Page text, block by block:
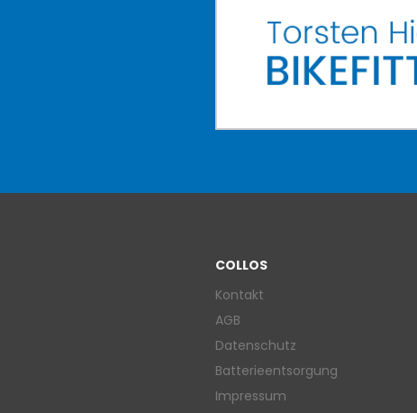
COLLOS
Kontakt
AGB
Datenschutz
Batterieentsorgung
Impressum